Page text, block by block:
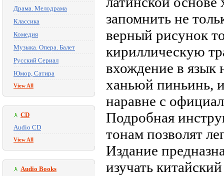
Драма. Мелодрама
Классика
Комедия
Музыка. Опера. Балет
Русский Сериал
Юмор, Сатира
View All
CD
Audio CD
View All
Audio Books
запомнить не
верный рисунок
кириллическую
вхождение в
ханьюй пиньинь, и
наравне с
Подробная
тонам позволят
Издание
изучать